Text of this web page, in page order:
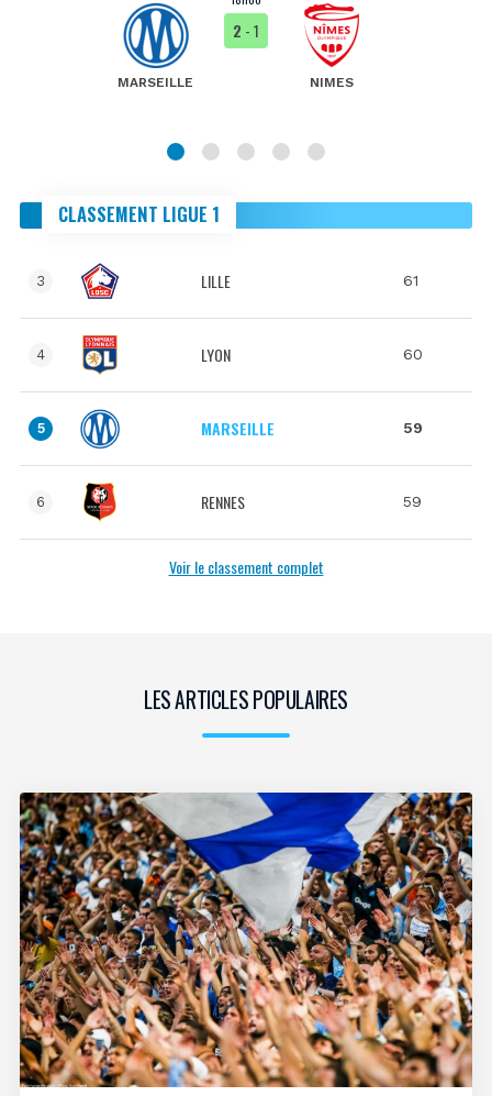
MARSEILLE
2 - 1
NIMES
CLASSEMENT LIGUE 1
3 LILLE 61
4 LYON 60
5 MARSEILLE 59
6 RENNES 59
Voir le classement complet
LES ARTICLES POPULAIRES